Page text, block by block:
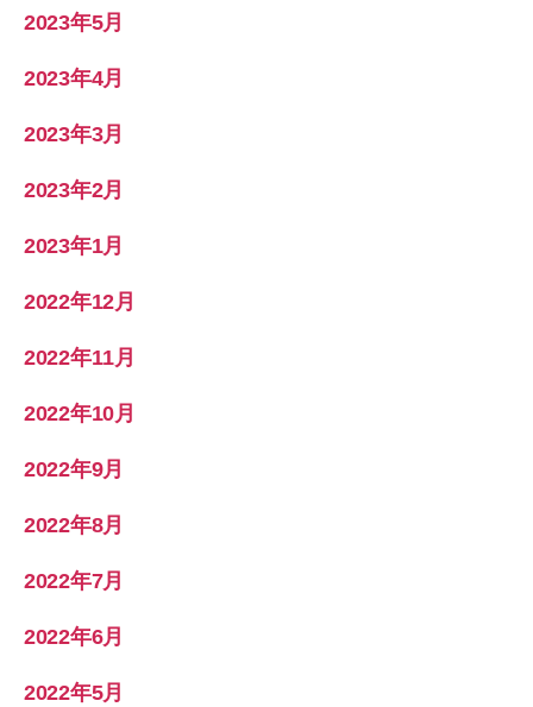
2023年5月
2023年4月
2023年3月
2023年2月
2023年1月
2022年12月
2022年11月
2022年10月
2022年9月
2022年8月
2022年7月
2022年6月
2022年5月